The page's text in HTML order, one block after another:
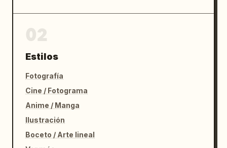
Estilos
Fotografía
Cine / Fotograma
Anime / Manga
Ilustración
Boceto / Arte lineal